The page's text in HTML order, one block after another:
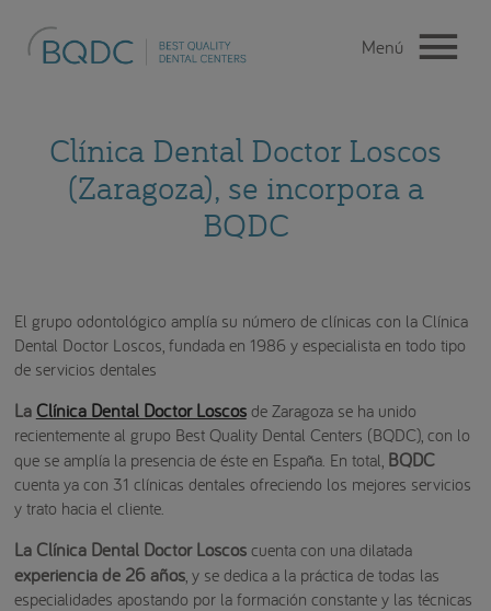
Clínica Dental Doctor Loscos
(Zaragoza), se incorpora a
BQDC
El grupo odontológico amplía su número de clínicas con la Clínica
Dental Doctor Loscos, fundada en 1986 y especialista en todo tipo
de servicios dentales
LaClínica Dental Doctor Loscosde Zaragoza se ha unido
recientemente al grupo Best Quality Dental Centers (BQDC), con lo
que se amplía la presencia de éste en España. En total, BQDC
cuenta ya con 31 clínicas dentales ofreciendo los mejores servicios
y trato hacia el cliente.
La Clínica Dental Doctor Loscoscuenta con una dilatada
experiencia de 26 años, y se dedica a la práctica de todas las
especialidades apostando por la formación constante y las técnicas